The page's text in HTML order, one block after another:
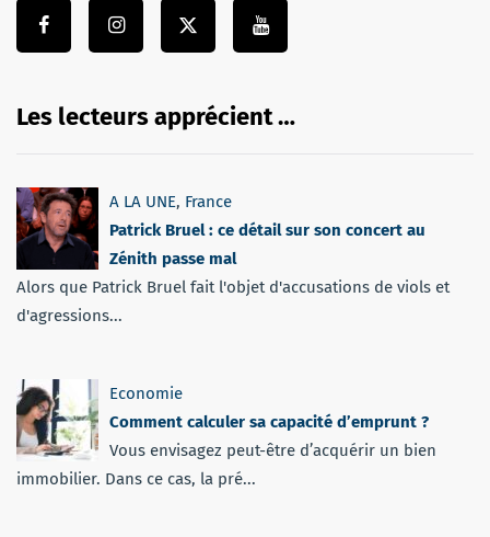
Les lecteurs apprécient …
A LA UNE, France
Patrick Bruel : ce détail sur son concert au
Zénith passe mal
Alors que Patrick Bruel fait l'objet d'accusations de viols et
d'agressions...
Economie
Comment calculer sa capacité d’emprunt ?
Vous envisagez peut-être d’acquérir un bien
immobilier. Dans ce cas, la pré...